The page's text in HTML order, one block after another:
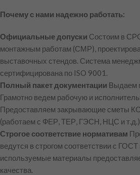
Почему с нами надежно работать:
Официальные допуски Состоим в
монтажным работам (СМР),
выставочных стендов. Система
сертифицирована по ISO 9001.
Полный пакет документации Выдаем
Грамотно ведем рабочую и
Предоставляем закрывающие сметы
(работаем с ФЕР, ТЕР, ГЭСН, НЦС и
Строгое соответствие нормативам
ведутся в строгом соответствии с
используемые материалы
качества.